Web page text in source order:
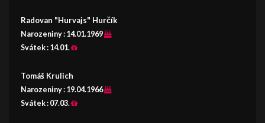
Radovan "Hurvajs" Hurčík
Narozeniny : 14.01.1969
Svátek : 14.01.
Tomáš Krulich
Narozeniny : 19.04.1966
Svátek : 07.03.